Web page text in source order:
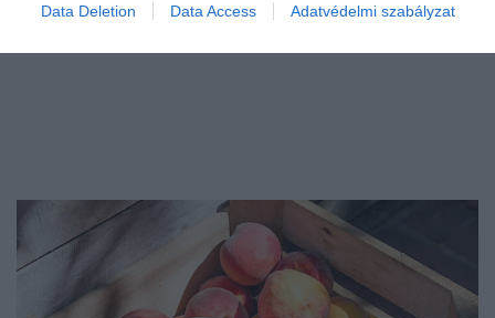
Data Deletion Data Access Adatvédelmi szabályzat